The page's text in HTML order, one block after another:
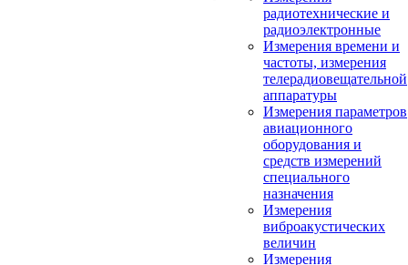
радиотехнические и
радиоэлектронные
Измерения времени и
частоты, измерения
телерадиовещательной
аппаратуры
Измерения параметров
авиационного
оборудования и
средств измерений
специального
назначения
Измерения
виброакустических
величин
Измерения